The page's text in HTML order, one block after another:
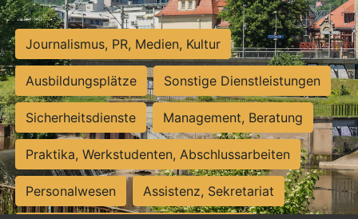
Journalismus, PR, Medien, Kultur
Ausbildungsplätze Sonstige Dienstleistungen
Sicherheitsdienste Management, Beratung
Praktika, Werkstudenten, Abschlussarbeiten
Personalwesen Assistenz, Sekretariat